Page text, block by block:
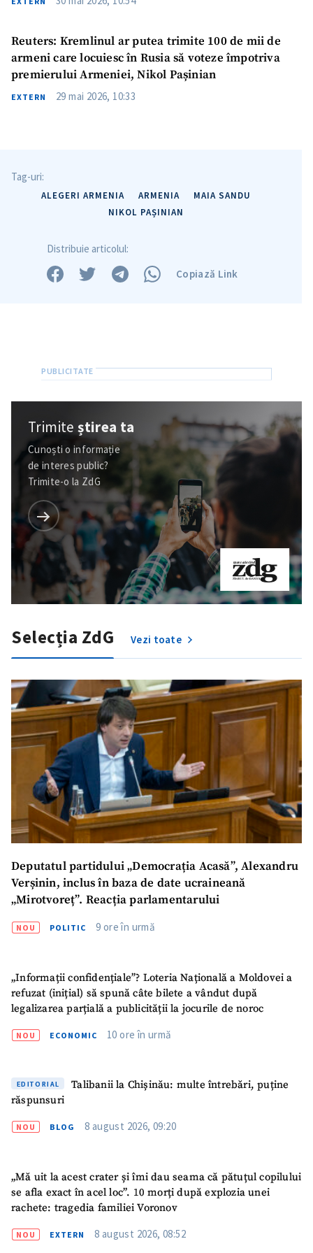
Reuters: Kremlinul ar putea trimite 100 de mii de
armeni care locuiesc în Rusia să voteze împotriva
premierului Armeniei, Nikol Pașinian
EXTERN 29 mai 2026, 10:33
Tag-uri:
ALEGERI ARMENIA ARMENIA
MAIA SANDU
NIKOL PAȘINIAN
Distribuie articolul:
Copiază Link
Trimiteștirea ta
Cunoști o informație
de interes public?
Trimite-o la ZdG
Selecția ZdG Vezi toate
Deputatul partidului „Democrația Acasă”, Alexandru
Verșinin, inclus în baza de date ucraineană
„Mirotvoreț”. Reacția parlamentarului
NOU POLITIC 9 ore în urmă
„Informații confidențiale”? Loteria Națională a Moldovei a
refuzat (inițial) să spună câte bilete a vândut după
legalizarea parțială a publicității la jocurile de noroc
NOU ECONOMIC 10 ore în urmă
EDITORIAL
Talibanii la Chișinău: multe întrebări, puține
răspunsuri
NOU BLOG 8 august 2026, 09:20
„Mă uit la acest crater și îmi dau seama că pătuțul copilului
se afla exact în acel loc”. 10 morți după explozia unei
rachete: tragedia familiei Voronov
NOU EXTERN 8 august 2026, 08:52
ȘTIREA MEA
Titlu știre
+ Adaugă titlu
Link media
+ Link media
CONTACT SURSĂ
Email + Emailul meu